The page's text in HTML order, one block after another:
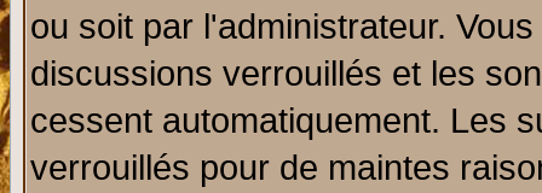
ou soit par l'administrateur.
discussions verrouillés et les
cessent automatiquement. Les
verrouillés pour de maintes